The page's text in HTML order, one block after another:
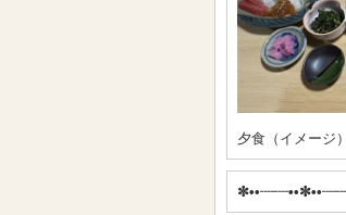
夕食（イメージ）